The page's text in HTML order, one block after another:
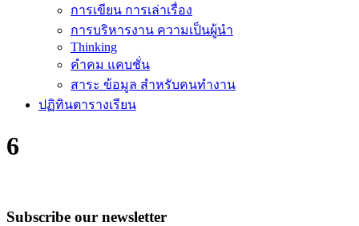
การเขียน การเล่าเรื่อง
การบริหารงาน ความเป็นผู้นำ
Thinking
คำคม แคบชั่น
สาระ ข้อมูล สำหรับคนทำงาน
ปฏิทินตารางเรียน
6
Subscribe our newsletter